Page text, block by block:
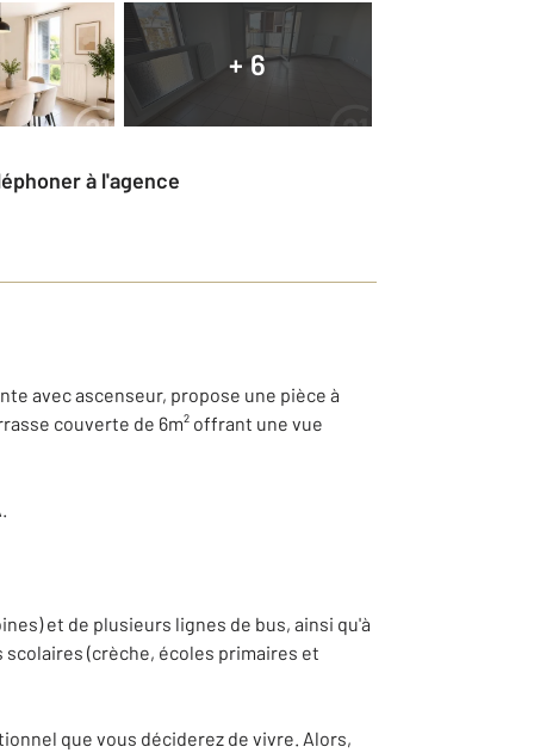
+ 6
à l'agence
avec ascenseur, propose une pièce à
couverte de 6m² offrant une vue
et de plusieurs lignes de bus, ainsi qu'à
(crèche, écoles primaires et
que vous déciderez de vivre. Alors,